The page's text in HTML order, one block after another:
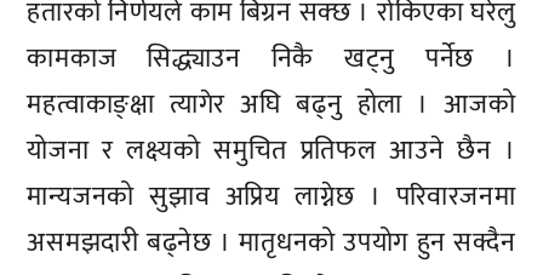
हतारको निर्णयले काम बिग्रन सक्छ । रोकिएका घरेलु
कामकाज सिद्ध्याउन निकै खट्नु पर्नेछ ।
महत्वाकाङ्क्षा त्यागेर अघि बढ्नु होला । आजको
योजना र लक्ष्यको समुचित प्रतिफल आउने छैन ।
मान्यजनको सुझाव अप्रिय लाग्नेछ । परिवारजनमा
असमझदारी बढ्नेछ । मातृधनको उपयोग हुन सक्दैन